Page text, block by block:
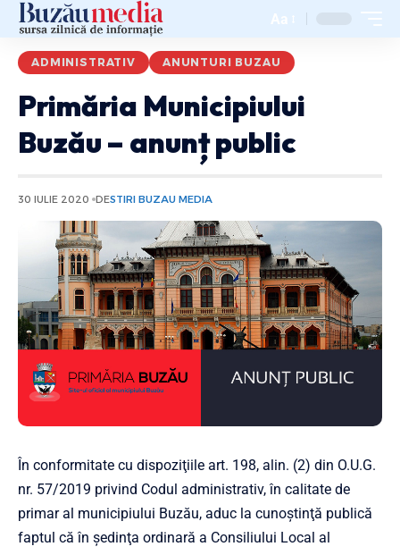
Aa
ADMINISTRATIV ANUNTURI BUZAU
Primăria Municipiului
Buzău – anunț public
30 IULIE 2020 DESTIRI BUZAU MEDIA
În conformitate cu dispoziţiile art. 198, alin. (2) din O.U.G.
nr. 57/2019 privind Codul administrativ, în calitate de
primar al municipiului Buzău, aduc la cunoştinţă publică
faptul că în şedinţa ordinară a Consiliului Local al